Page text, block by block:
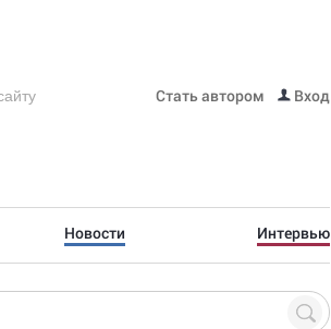
Стать автором Вход
Новости Интервью